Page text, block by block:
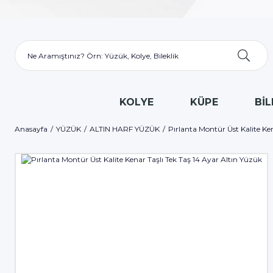
KOLYE KÜPE
Anasayfa YÜZÜK ALTIN HARF YÜZÜK Pırlanta Montür Üst Kalite